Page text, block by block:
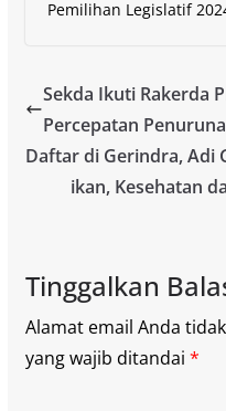
Pemilihan Legislatif
Sekda Ikuti Rakerda
Percepatan
Daftar di Gerindra, Adi
ikan, Kesehatan
Tinggalkan
Alamat email Anda
yang wajib ditandai *